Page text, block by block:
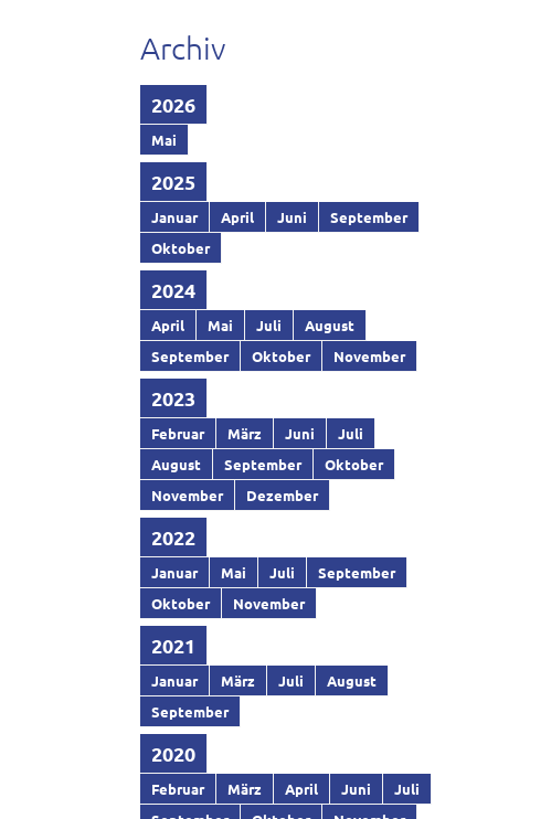
Archiv
2026
Mai
2025
Januar April Juni
September
Oktober
2024
April Mai Juli
August
September
Oktober November
2023
Februar März Juni
Juli
August
September
Oktober
November
Dezember
2022
Januar Mai Juli
September
Oktober
November
2021
Januar März Juli
August
September
2020
Februar März April Juni
Juli